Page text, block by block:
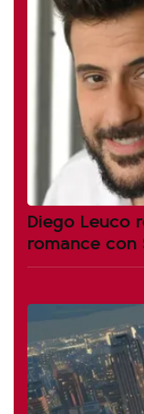
Diego Leuco
romance